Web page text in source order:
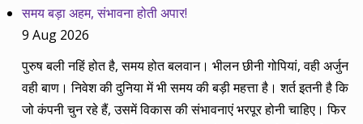
समय बड़ा अहम, संभावना होती अपार!
9 Aug 2026
पुरुष बली नहिं होत है, समय होत बलवान। भीलन छीनी गोपियां, वही अर्जुन
वही बाण। निवेश की दुनिया में भी समय की बड़ी महत्ता है। शर्त इतनी है कि
जो कंपनी चुन रहे हैं, उसमें विकास की संभावनाएं भरपूर होनी चाहिए। फिर